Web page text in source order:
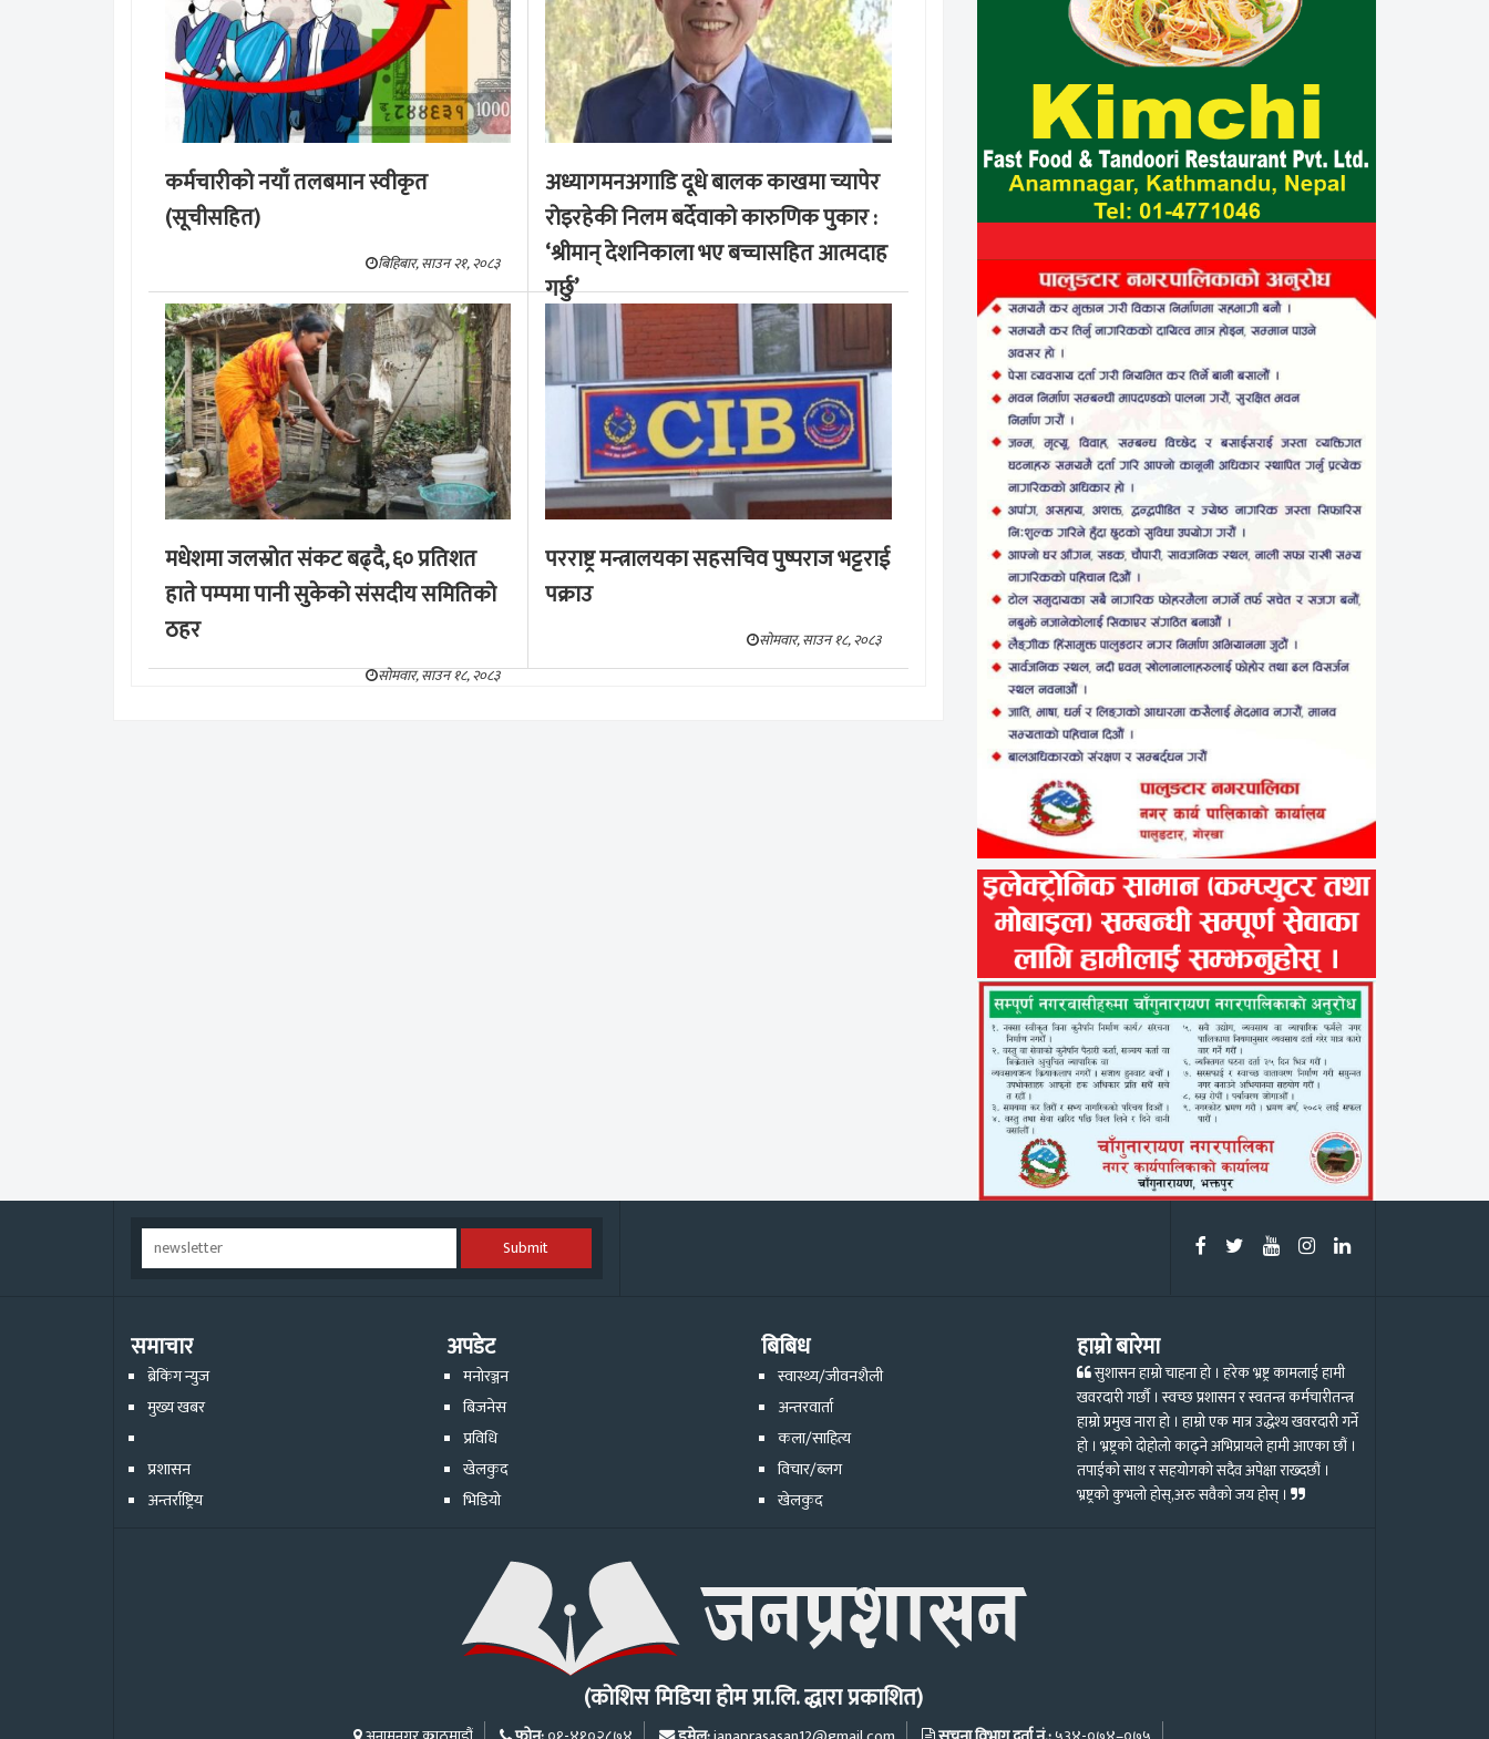
कर्मचारीको नयाँ तलबमान स्वीकृत
(सूचीसहित)
बिहिबार, साउन २१, २०८३
अध्यागमनअगाडि दूधे बालक काखमा च्यापेर
रोइरहेकी निलम बर्देवाको कारुणिक पुकार :
‘श्रीमान् देशनिकाला भए बच्चासहित आत्मदाह
गर्छु’
मङ्लबार, साउन १९, २०८३
मधेशमा जलस्रोत संकट बढ्दै, ६० प्रतिशत
हाते पम्पमा पानी सुकेको संसदीय समितिको
ठहर
सोमवार, साउन १८, २०८३
परराष्ट्र मन्त्रालयका सहसचिव पुष्पराज भट्टराई
पक्राउ
सोमवार, साउन १८, २०८३
Submit
समाचार
ब्रेकिंग न्युज
मुख्य खबर
प्रशासन
अन्तर्राष्ट्रिय
अपडेट
मनोरञ्जन
बिजनेस
प्रविधि
खेलकुद
भिडियो
बिबिध
स्वास्थ्य/जीवनशैली
अन्तरवार्ता
कला/साहित्य
विचार/ब्लग
खेलकुद
हाम्रो बारेमा
सुशासन हाम्रो चाहना हो । हरेक भ्रष्ट्र कामलाई हामी
खवरदारी गर्छौ । स्वच्छ प्रशासन र स्वतन्त्र कर्मचारीतन्त्र
हाम्रो प्रमुख नारा हो । हाम्रो एक मात्र उद्धेश्य खवरदारी गर्ने
हो । भ्रष्ट्रको दोहोलो काढ्ने अभिप्रायले हामी आएका छौं ।
तपाईको साथ र सहयोगको सदैव अपेक्षा राख्दछौं ।
भ्रष्ट्रको कुभलो होस्,अरु सवैको जय होस् ।
(कोशिस मिडिया होम प्रा.लि. द्धारा प्रकाशित)